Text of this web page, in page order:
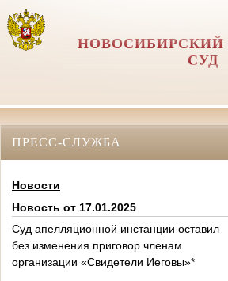
НОВОСИБИРСКИЙ
СУД
ПРЕСС-СЛУЖБА
Новости
Новость от 17.01.2025
Суд апелляционной инстанции оставил
без изменения приговор членам
организации «Свидетели Иеговы»*